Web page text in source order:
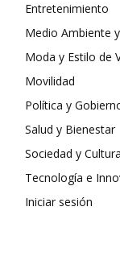
Entretenimiento
Medio Ambiente
Moda y Estilo de
Movilidad
Política y
Salud y Bienestar
Sociedad y Cultura
Tecnología e
Iniciar sesión